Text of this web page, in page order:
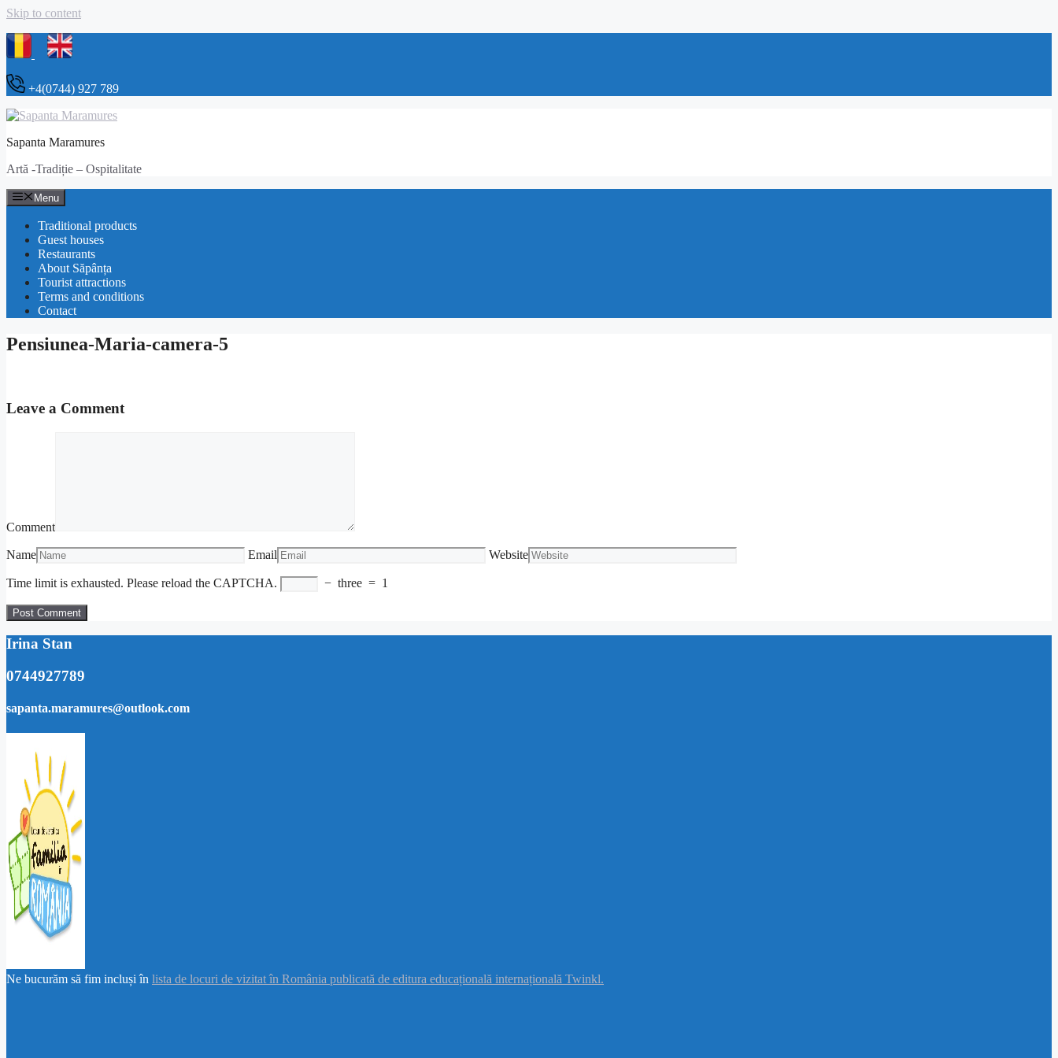
Skip to content
+4(0744) 927 789
Sapanta Maramures
Artă -Tradiție – Ospitalitate
Menu
Traditional products
Guest houses
Restaurants
About Săpânța
Tourist attractions
Terms and conditions
Contact
Pensiunea-Maria-camera-5
Leave a Comment
Comment
Name Email Website
Time limit is exhausted. Please reload the CAPTCHA. − three = 1
Irina Stan
0744927789
sapanta.maramures@outlook.com
Ne bucurăm să fim incluși în lista de locuri de vizitat în România publicată de editura educațională internațională Twinkl.